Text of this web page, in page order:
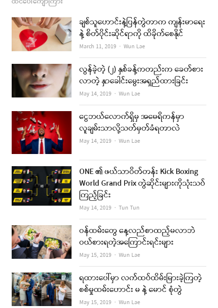
ချစ်သူဟောင်းနဲ့ပြန်တွဲတာက ကျန်းမာရေး
နဲ့ စိတ်ပိုင်းဆိုင်ရာကို ထိခိုက်စေနိုင်
March 11, 2019 Author
Wun Lae
လွန်ခဲ့တဲ့ (၂) နှစ်ခန့်ကတည်းက ခေတ်စား
လာတဲ့ နှာခေါင်းမွေးအရှည်ထားခြင်း
May 14, 2019 Author
Wun Lae
ငွေဘယ်လောက်ရှိမှ အမေရိကန်မှာ
လူချမ်းသာလို့သတ်မှတ်ခံရတာလဲ
May 14, 2019 Author
Wun Lae
ONE ၏ ဖယ်သာဝိတ်တန်း Kick Boxing
World Grand Prix တွဲဆိုင်းများကိုသုံးသပ်
ကြည့်ခြင်း
May 14, 2019 Author
Tun Tun
ဝန်ထမ်းတွေ နေ့လည်စာထည့်မလာဘဲ
ဝယ်စားရတဲ့အကြောင်းရင်းများ
May 15, 2019 Author
Wun Lae
ရထားပေါ်မှာ လက်ထပ်ထိမ်းမြားခဲ့ကြတဲ့
စစ်မှုထမ်းဟောင်း မ နဲ့ မောင် စုံတွဲ
May 15, 2019 Author
Wun Lae